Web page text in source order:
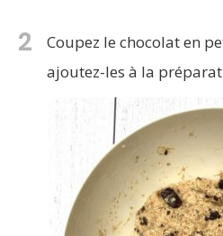
2
Coupez le chocolat en
ajoutez-les à la